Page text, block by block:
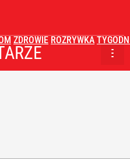
ZDROWIE ROZRYWKA